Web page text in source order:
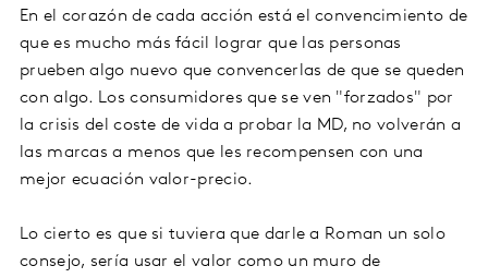
En el corazón de cada acción está el convencimiento de
que es mucho más fácil lograr que las personas
prueben algo nuevo que convencerlas de que se queden
con algo. Los consumidores que se ven "forzados" por
la crisis del coste de vida a probar la MD, no volverán a
las marcas a menos que les recompensen con una
mejor ecuación valor-precio.
Lo cierto es que si tuviera que darle a Roman un solo
consejo, sería usar el valor como un muro de